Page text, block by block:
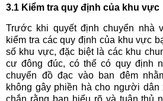
3.1 Kiểm tra quy định của khu vực
Trước khi quyết định chuyển nhà
kiểm tra các quy định của khu vực
số khu vực, đặc biệt là các khu
cư đông đúc, có thể có quy định
chuyển đồ đạc vào ban đêm
không gây phiền hà cho người dân
chắn rằng bạn hiểu rõ và tuân thủ